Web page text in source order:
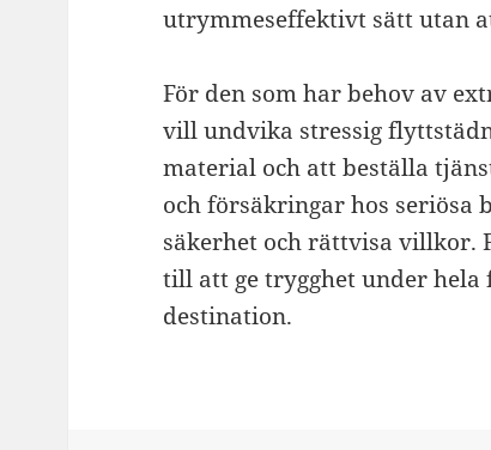
utrymmeseffektivt sätt utan
För den som har behov av
vill undvika stressig
material och att beställa
och försäkringar hos seriösa
säkerhet och rättvisa
till att ge trygghet under
destination.